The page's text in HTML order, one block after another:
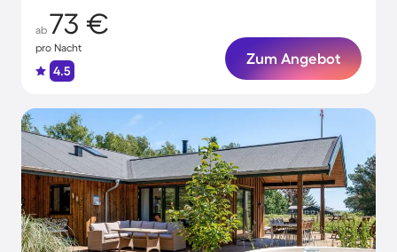
ab 73 €
pro Nacht
4.5
Zum Angebot